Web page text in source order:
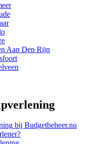
Aan Den Rijn
bij Budgetbeheer.nu